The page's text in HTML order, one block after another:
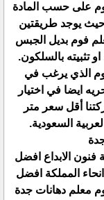
على حسب المادة
يوجد طريقتين
فوم بديل الجبس
تثبيته بالسلكون.
الذي يرغب في
ايضا في اختيار
أقل سعر متر
السعودية.
الابداع افضل
المملكة افضل
معلم دهانات جدة